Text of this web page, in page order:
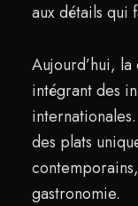
aux détails qui
Aujourd’hui,
intégrant des
des plats
gastronomie.